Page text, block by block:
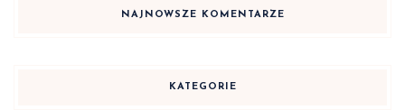
NAJNOWSZE KOMENTARZE
KATEGORIE